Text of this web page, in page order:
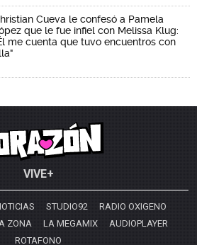
Cueva le confesó a Pamela
que le fue infiel con Melissa Klug:
me cuenta que tuvo encuentros con
VIVE+
STUDIO92
RADIO OXIGENO
ZONA LA MEGAMIX
AUDIOPLAYER
ROTAFONO